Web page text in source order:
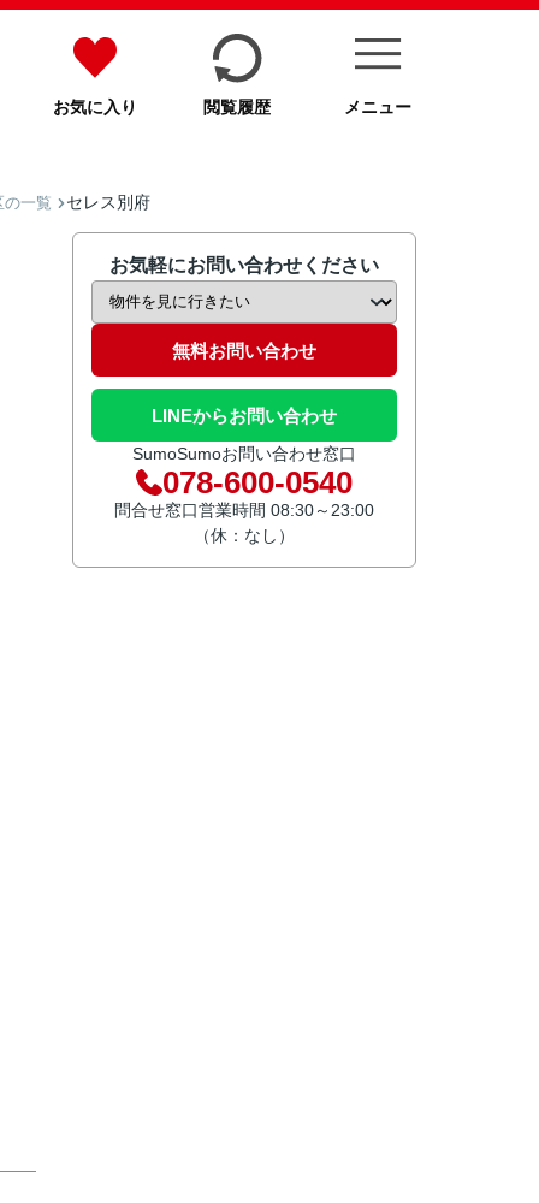
お気に入り 閲覧履歴 メニュー
の一覧 セレス別府
お気軽にお問い合わせください
無料お問い合わせ
LINEからお問い合わせ
SumoSumoお問い合わせ窓口
078-600-0540
問合せ窓口営業時間 08:30～23:00
（休：なし）